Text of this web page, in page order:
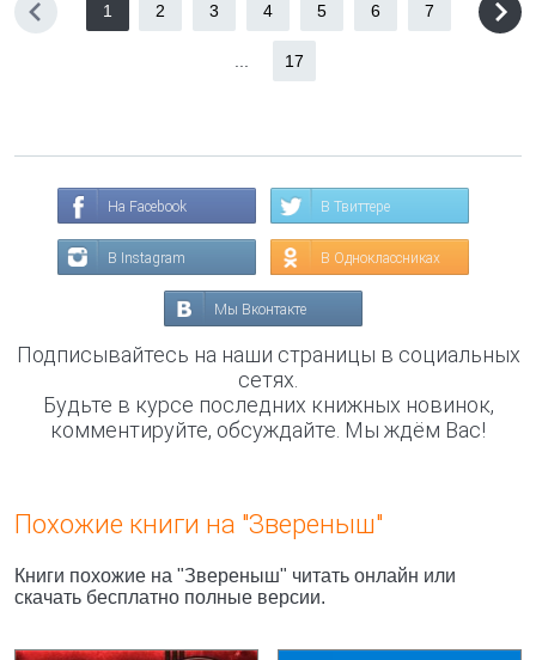
1 2 3 4 5 6 7
17
На Facebook В Твиттере
В Instagram В Одноклассниках
Мы Вконтакте
Подписывайтесь на наши страницы в социальных
сетях.
Будьте в курсе последних книжных новинок,
комментируйте, обсуждайте. Мы ждём Вас!
Похожие книги на "Звереныш"
Книги похожие на "Звереныш" читать онлайн или
скачать бесплатно полные версии.